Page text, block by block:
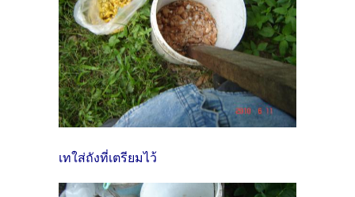
เทใส่ถังที่เตรียมไว้